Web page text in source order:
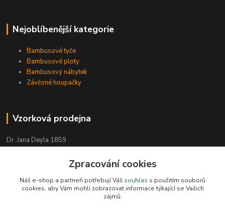
Nejoblíbenější kategorie
Bambusové tyče
Bambusové ploty
Bambusový nábytek
Závěsné houpačky
Vzorková prodejna
Dr. Jana Deyla 1859
Otevírací doba:
Po - Pá 8:00 - 17:00
Zpracování cookies
Náš e-shop a partneři potřebují Váš souhlas s použitím souborů
cookies, aby Vám mohli zobrazovat informace týkající se Vašich
zájmů.